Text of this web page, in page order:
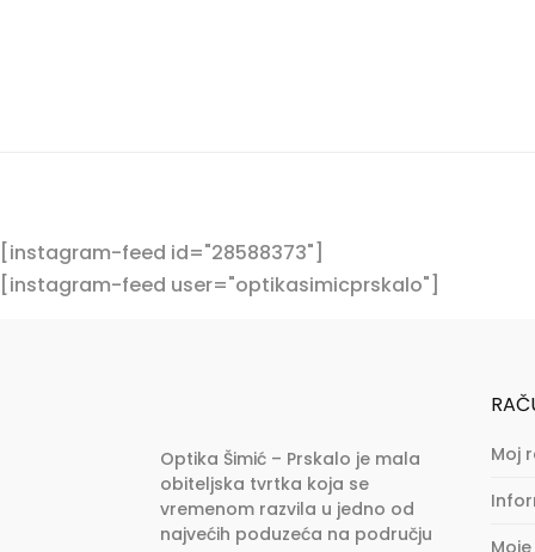
[instagram-feed id="28588373"]
[instagram-feed user="optikasimicprskalo"]
Optika Šimić – Prskalo je mala
obiteljska tvrtka koja se
vremenom razvila u jedno od
najvećih poduzeća na području
Moj